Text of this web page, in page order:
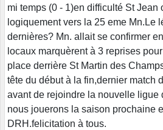
mi temps (0 - 1)en difficulté St Jean
logiquement vers la 25 eme Mn.Le
dernières? Mn. allait se confirmer
locaux marquèrent à 3 reprises
place derrière St Martin des
tête du début à la fin,dernier match
avant de rejoindre la nouvelle ligue
nous jouerons la saison prochaine
DRH.felicitation à tous.